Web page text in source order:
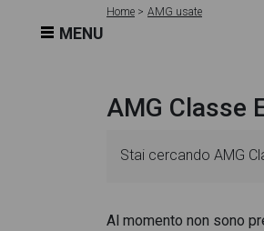
MENU
Home AMG usate
AMG Classe
Stai cercando AMG
Al momento non sono